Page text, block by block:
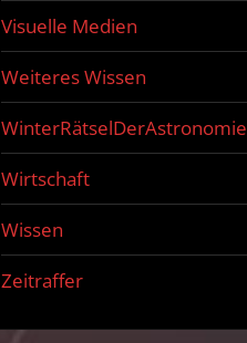
Visuelle Medien
Weiteres Wissen
WinterRätselDerAstronomie
Wirtschaft
Wissen
Zeitraffer